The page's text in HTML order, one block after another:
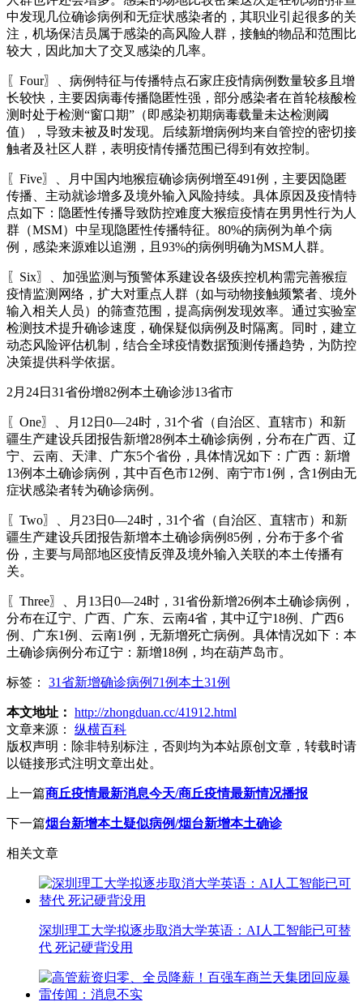
中发现几位确诊病例和无症状感染者的，其职业引起很多的关
注，机场保洁员属于感染的高风险人群，接触的物品和范围比
较大，因此加大了交叉感染的几率。
〖Four〗、病例特征与传播特点石家庄疫情病例数量较多且增
长较快，主要因病毒传播隐匿性强，部分感染者在首轮核酸检
测时处于检测“窗口期”（即感染初期病毒载量未达检测阈
值），导致未被及时发现。后续新增病例均来自管控的密切接
触者及社区人群，表明疫情传播范围已得到有效控制。
〖Five〗、月中国内地猴痘确诊病例增至491例，主要因隐匿
传播、主动就诊增多及境外输入风险持续。具体原因及疫情特
点如下：隐匿性传播导致防控难度大猴痘疫情在男男性行为人
群（MSM）中呈现隐匿性传播特征。80%的病例为单个病
例，感染来源难以追溯，且93%的病例明确为MSM人群。
〖Six〗、加强监测与预警体系建设各级疾控机构需完善猴痘
疫情监测网络，扩大对重点人群（如与动物接触频繁者、境外
输入相关人员）的筛查范围，提高病例发现效率。通过实验室
检测技术提升确诊速度，确保疑似病例及时隔离。同时，建立
动态风险评估机制，结合全球疫情数据预测传播趋势，为防控
决策提供科学依据。
2月24日31省份增82例本土确诊涉13省市
〖One〗、月12日0—24时，31个省（自治区、直辖市）和新
疆生产建设兵团报告新增28例本土确诊病例，分布在广西、辽
宁、云南、天津、广东5个省份，具体情况如下：广西：新增
13例本土确诊病例，其中百色市12例、南宁市1例，含1例由无
症状感染者转为确诊病例。
〖Two〗、月23日0—24时，31个省（自治区、直辖市）和新
疆生产建设兵团报告新增本土确诊病例85例，分布于多个省
份，主要与局部地区疫情反弹及境外输入关联的本土传播有
关。
〖Three〗、月13日0—24时，31省份新增26例本土确诊病例，
分布在辽宁、广西、广东、云南4省，其中辽宁18例、广西6
例、广东1例、云南1例，无新增死亡病例。具体情况如下：本
土确诊病例分布辽宁：新增18例，均在葫芦岛市。
标签： 31省新增确诊病例71例本土31例
本文地址： http://zhongduan.cc/41912.html
文章来源：
纵横百科
版权声明： 除非特别标注，否则均为本站原创文章，转载时请
以链接形式注明文章出处。
上一篇商丘疫情最新消息今天/商丘疫情最新情况播报
下一篇烟台新增本土疑似病例/烟台新增本土确诊
相关文章
深圳理工大学拟逐步取消大学英语：AI人工智能已可替
代 死记硬背没用